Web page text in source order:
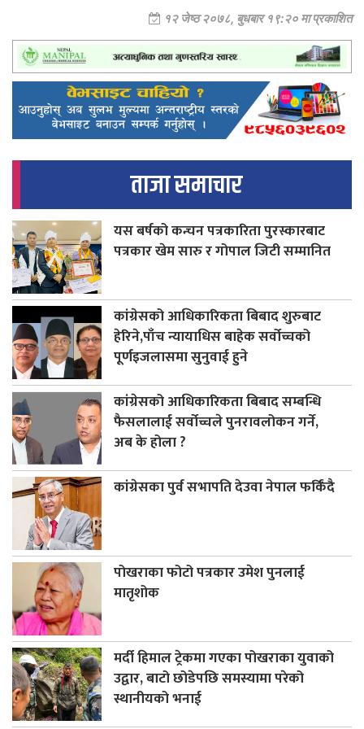
१२ जेष्ठ २०७८, बुधबार १९:२० मा प्रकाशित
ताजा समाचार
यस बर्षको कन्चन पत्रकारिता पुरस्कारबाट
पत्रकार खेम सारु र गोपाल जिटी सम्मानित
कांग्रेसको आधिकारिकता बिबाद शुरुबाट
हेरिने,पाँच न्यायाधिस बाहेक सर्वोच्चको
पूर्णइजलासमा सुनुवाई हुने
कांग्रेसको आधिकारिकता बिबाद सम्बन्धि
फैसलालाई सर्वोच्चले पुनरावलोकन गर्ने,
अब के होला ?
कांग्रेसका पुर्व सभापति देउवा नेपाल फर्किंदै
पोखराका फोटो पत्रकार उमेश पुनलाई
मातृशोक
मर्दी हिमाल ट्रेकमा गएका पोखराका युवाको
उद्वार, बाटो छोडेपछि समस्यामा परेको
स्थानीयको भनाई